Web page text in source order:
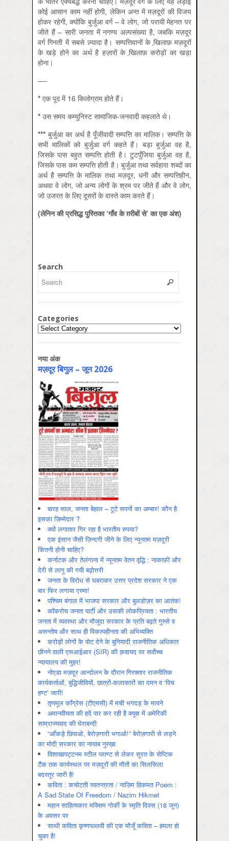
कोई आसान काम नहीं होगी, लेकिन अन्त में मज़दूरों की विजय
होकर रहेगी, क्योंकि बुर्जुआ वर्ग – वे लोग, जो परायी मेहनत पर
जीते हैं – सारी जनता में नगण्य अल्पसंख्या है, जबकि मज़दूर
वर्ग गिनती में सबसे ज़्यादा है। सम्पत्तिवानों के खि़लाफ़ मज़दूरों
के खड़े होने का अर्थ है हज़ारों के खि़लाफ़ करोड़ों का खड़ा
होना।
—-
* एक पूद में 16 किलोग्राम होते हैं।
* उस समय कम्युनिस्ट सामाजिक-जनवादी कहलाते थे।
*** बुर्जुआ का अर्थ है पूँजीवादी सम्पत्ति का मालिक। सम्पत्ति के
सभी मालिकों को बुर्जुआ वर्ग कहते हैं। बड़ा बुर्जुआ वह है,
जिसके पास बहुत सम्पत्ति होती है। टुटपुँजिया बुर्जुआ वह है,
जिसके पास कम सम्पत्ति होती है। बुर्जुआ तथा सर्वहारा शब्दों का
अर्थ है सम्पत्ति के मालिक तथा मज़दूर, धनी और सम्पत्तिहीन,
अथवा वे लोग, जो अन्य लोगों के श्रम पर जीते हैं और वे लोग,
जो उजरत के लिए दूसरों के वास्ते काम करते हैं।
(लेनिन की प्रसिद्ध पुस्तिका ‘गाँव के ग़रीबों से’ का एक अंश)
Search
Categories
Categories
नया अंक
मज़दूर बिगुल – जून 2026
बारह साल, जनता बेहाल – टूटे सपनों का अम्बार! कौन है
इसका ज़िम्मेदार ?
क्यों लगातार गिर रहा है भारतीय रुपया?
एक इंसान जैसी ज़िन्दगी जीने के लिए न्यूनतम मज़दूरी
कितनी होनी चाहिए?
कर्नाटक और तेलंगाना में न्यूनतम वेतन वृद्धि : नाकाफ़ी और
देरी से लागू की गयी बढ़ोत्तरी
जनता के विरोध से घबराकर उत्तर प्रदेश सरकार ने एक
बार फिर लगाया एस्मा!
पश्चिम बंगाल में भाजपा सरकार और बुलडोज़र का आतंक!
कॉकरोच जनता पार्टी और उसकी लोकप्रियता : भारतीय
जनता में व्‍यवस्‍था और मौजूदा सरकार के प्रति बढ़ते गुस्‍से व
असन्‍तोष और साथ ही विकल्‍पहीनता की अभिव्‍यक्ति
करोड़ों लोगों के वोट देने के बुनियादी राजनीतिक अधिकार
छीनने वाली एसआईआर (SIR) की क़वायद पर सर्वोच्च
न्यायालय की मुहर!
नोएडा मज़दूर आन्दोलन के दौरान गिरफ़्तार राजनीतिक
कार्यकर्ताओं, बुद्धिजीवियों, छात्रों-कलाकारों का दमन व ‘विच
हण्ट’ जारी!
तृणमूल काँग्रेस (टीएमसी) में मची भगदड़ के मायने
अमानवीयता की हदें पार कर रही है क्यूबा में अमेरिकी
साम्राज्यवाद की घेराबन्दी
“आँकड़े छिपाओ, बेरोज़गारी भगाओ!” बेरोज़गारी से लड़ने
का मोदी सरकार का नायाब नुस्ख़ा
विशाखापट्टनम स्टील प्लाण्ट से लेकर सूरत के सेप्टिक
टैंक तक कार्यस्थल पर मज़दूरों की मौतों का सिलसिला
बदस्तूर जारी है!
कविता : कचोटती स्वतन्त्रता / नाज़िम हिकमत Poem :
A Sad State Of Freedom / Nazim Hikmet
महान साहित्यकार मक्सिम गोर्की के स्मृति दिवस (18 जून)
के अवसर पर
साथी कविता कृष्णपल्लवी की एक मौजूँ कविता – हमला हो
चुका है!